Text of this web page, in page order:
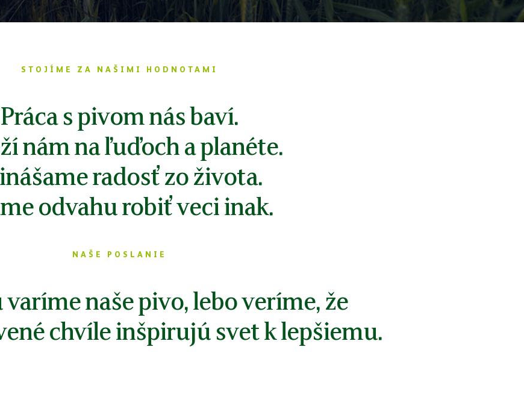
STOJÍME ZA NAŠIMI HODNOTAMI
Práca s pivom nás baví.
nám na ľuďoch a planéte.
radosť zo života.
odvahu robiť veci inak.
NAŠE POSLANIE
varíme naše pivo, lebo veríme, že
chvíle inšpirujú svet k lepšiemu.